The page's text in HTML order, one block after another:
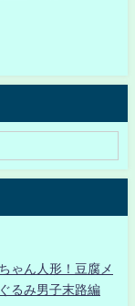
ゃん人形！豆腐メ
るみ男子末路編